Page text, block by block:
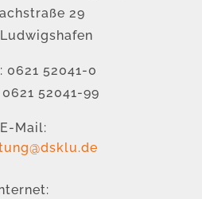
29
0621 52041-0
52041-99
E-Mail: